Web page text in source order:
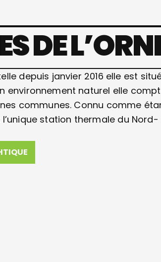
DE
depuis janvier 2016 elle est
environnement naturel elle
communes. Connu comme
station thermale du Nord-